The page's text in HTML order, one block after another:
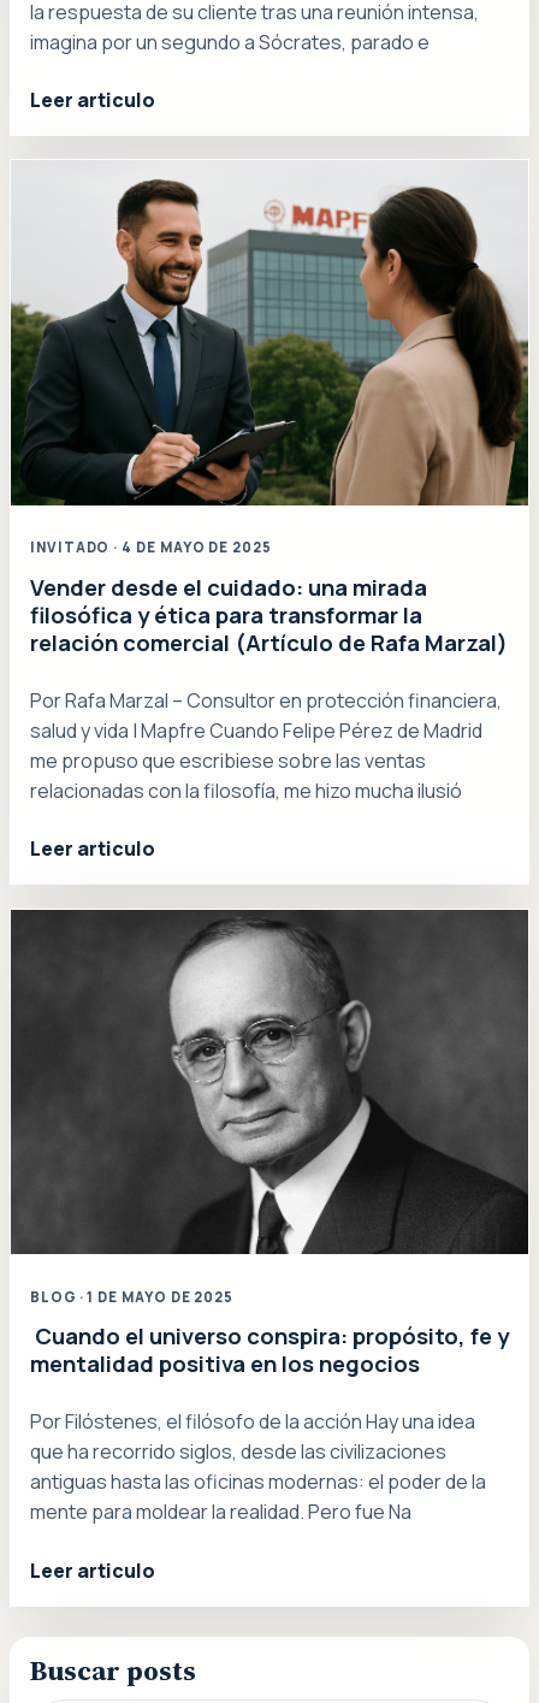
la respuesta de su cliente tras una reunión intensa,
imagina por un segundo a Sócrates, parado e
Leer articulo
INVITADO · 4 DE MAYO DE 2025
Vender desde el cuidado: una mirada
filosófica y ética para transformar la
relación comercial (Artículo de Rafa Marzal)
Por Rafa Marzal – Consultor en protección financiera,
salud y vida | Mapfre Cuando Felipe Pérez de Madrid
me propuso que escribiese sobre las ventas
relacionadas con la filosofía, me hizo mucha ilusió
Leer articulo
BLOG · 1 DE MAYO DE 2025
Cuando el universo conspira: propósito, fe y
mentalidad positiva en los negocios
Por Filóstenes, el filósofo de la acción Hay una idea
que ha recorrido siglos, desde las civilizaciones
antiguas hasta las oficinas modernas: el poder de la
mente para moldear la realidad. Pero fue Na
Leer articulo
Buscar posts